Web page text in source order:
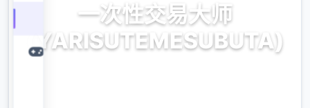
一次性交易大师
(YARISUTEMESUBUTA)